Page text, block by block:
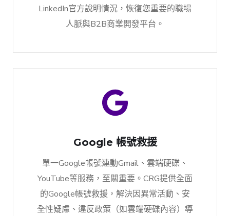
LinkedIn官方說明情況，恢復您重要的職場
人脈與B2B商業開發平台。
Google 帳號救援
單一Google帳號連動Gmail、雲端硬碟、
YouTube等服務，至關重要。CRG提供全面
的Google帳號救援，解決因異常活動、安
全性疑慮、違反政策（如雲端硬碟內容）導